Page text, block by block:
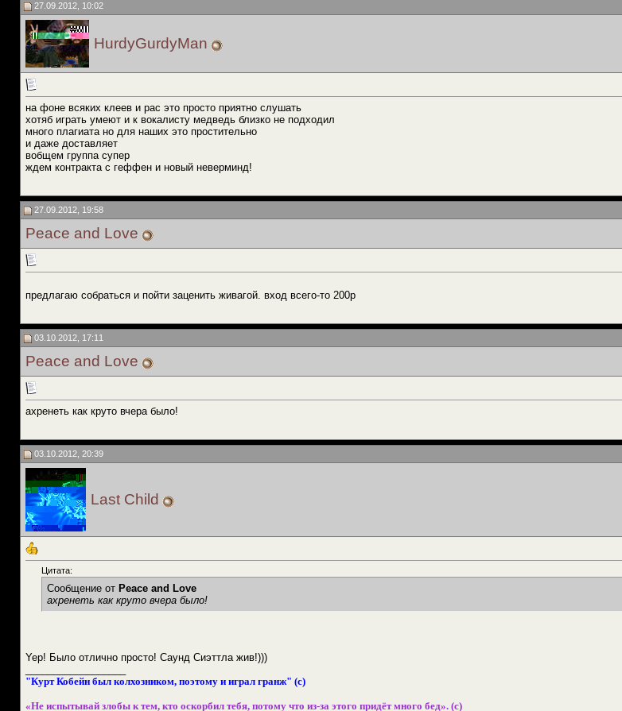
27.09.2012, 10:02
HurdyGurdyMan
на фоне всяких клеев и рас это просто приятно слушать
хотяб играть умеют и к вокалисту медведь близко не подходил
много плагиата но для наших это простительно
и даже доставляет
вобщем группа супер
ждем контракта с геффен и новый неверминд!
27.09.2012, 19:58
Peace and Love
предлагаю собраться и пойти заценить живагой. вход всего-то 200р
03.10.2012, 17:11
Peace and Love
ахренеть как круто вчера было!
03.10.2012, 20:39
Last Child
Цитата:
Сообщение от Peace and Love
ахренеть как круто вчера было!
Yep! Было отлично просто! Саунд Сиэттла жив!)))
"Курт Кобейн был колхозником, поэтому и играл гранж" (с)
«Не испытывай злобы к тем, кто оскорбил тебя, потому что из-за этого придёт много бед». (с)